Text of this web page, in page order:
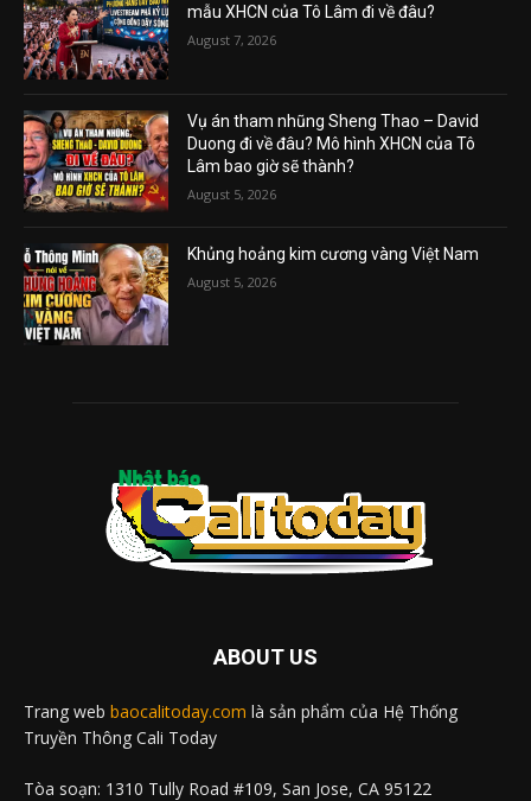
mẫu XHCN của Tô Lâm đi về đâu?
August 7, 2026
Vụ án tham nhũng Sheng Thao – David
Duong đi về đâu? Mô hình XHCN của Tô
Lâm bao giờ sẽ thành?
August 5, 2026
Khủng hoảng kim cương vàng Việt Nam
August 5, 2026
ABOUT US
Trang web baocalitoday.com là sản phẩm của Hệ Thống
Truyền Thông Cali Today
Tòa soạn: 1310 Tully Road #109, San Jose, CA 95122